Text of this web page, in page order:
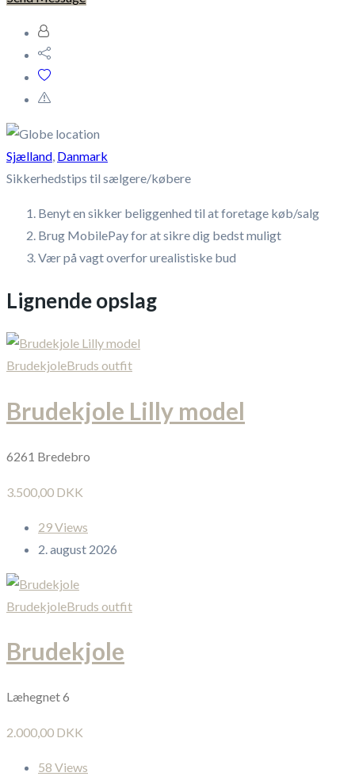
Sjælland Danmark
Sikkerhedstips til sælgere/købere
Benyt en sikker beliggenhed til at foretage køb/salg
Brug MobilePay for at sikre dig bedst muligt
Vær på vagt overfor urealistiske bud
Lignende opslag
BrudekjoleBruds outfit
Brudekjole Lilly model
6261 Bredebro
3.500,00 DKK
29 Views
2. august 2026
BrudekjoleBruds outfit
Brudekjole
Læhegnet 6
2.000,00 DKK
58 Views